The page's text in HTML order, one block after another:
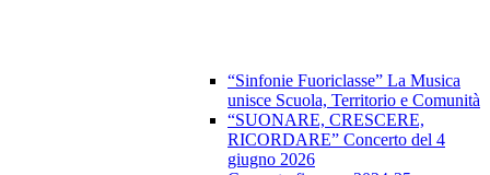
“Sinfonie Fuoriclasse” La Musica
unisce Scuola, Territorio e Comunità
“SUONARE, CRESCERE,
RICORDARE” Concerto del 4
giugno 2026